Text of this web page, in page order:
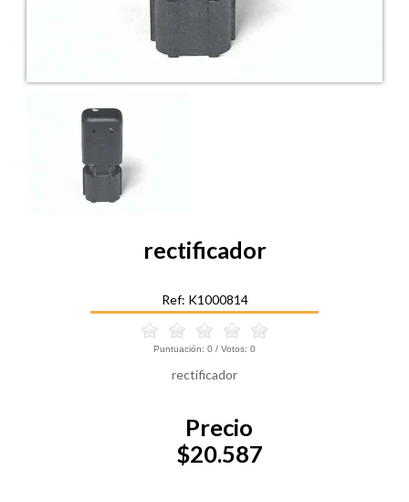
rectificador
Ref: K1000814
Puntuación: 0 / Votos: 0
rectificador
Precio
$20.587